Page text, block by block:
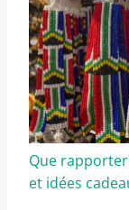
Que rapporter
et idées